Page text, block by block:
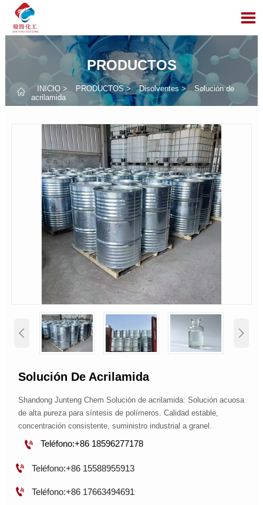

PRODUCTOS
 INICIO> PRODUCTOS> Disolventes >
Solución de
acrilamida
 
Solución De Acrilamida
Shandong Junteng Chem Solución de acrilamida: Solución acuosa
de alta pureza para síntesis de polímeros. Calidad estable,
concentración consistente, suministro industrial a granel.
 Teléfono:+86 18596277178
 Teléfono:+86 15588955913
 Teléfono:+86 17663494691